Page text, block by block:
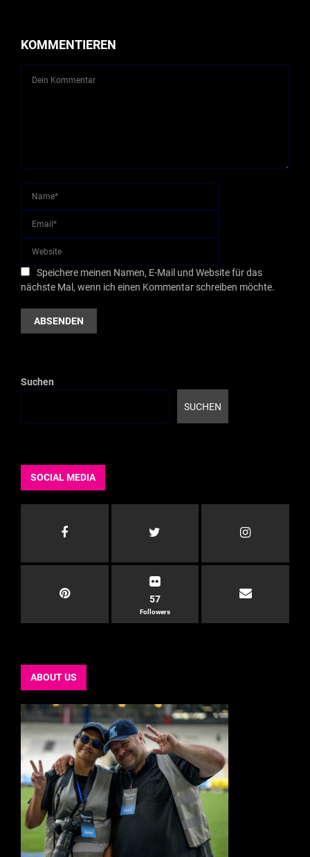
KOMMENTIEREN
Speichere meinen Namen, E-Mail und Website für das
nächste Mal, wenn ich einen Kommentar schreiben möchte.
Suchen
SUCHEN
SOCIAL MEDIA
57
Followers
ABOUT US